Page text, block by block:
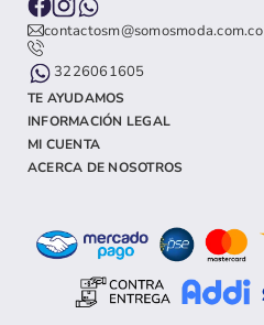
contactosm@somosmoda.com.co
3226061605
TE AYUDAMOS
INFORMACIÓN LEGAL
MI CUENTA
ACERCA DE NOSOTROS